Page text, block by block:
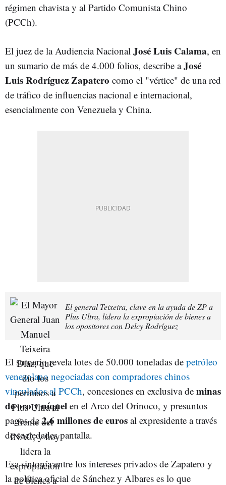
régimen chavista y al Partido Comunista Chino
(PCCh).
El juez de la Audiencia Nacional José Luis Calama, en
un sumario de más de 4.000 folios, describe aJosé
Luis Rodríguez Zapatero como el "vértice" de una red
de tráfico de influencias nacional e internacional,
esencialmente con Venezuela y China.
El general Teixeira, clave en la ayuda de ZP a
Plus Ultra, lidera la expropiación de bienes a
los opositores con Delcy Rodríguez
El sumario revela lotes de 50.000 toneladas de petróleo
venezolano negociadas con compradores chinos
vinculados al PCCh, concesiones en exclusiva de minas
de oro y níquel en el Arco del Orinoco, y presuntos
pagos de2,6 millones de euros al expresidente a través
de sociedades pantalla.
Esa sintonía entre los intereses privados de Zapatero y
la política oficial de Sánchez y Albares es lo que